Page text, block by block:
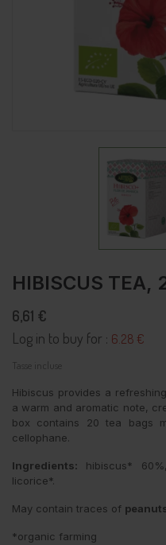
HIBISCUS TEA,
6,61 €
Log in to buy for : 6.28 €
Tasse incluse
Hibiscus provides a
a warm and aromatic note,
box contains 20 tea bags
cellophane.
Ingredients: hibiscus*
licorice*.
May contain traces of
*organic farming